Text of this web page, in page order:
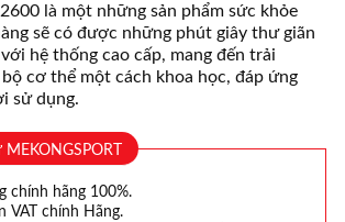
là một những sản phẩm sức khỏe
sẽ có được những phút giây thư giãn
hệ thống cao cấp, mang đến trải
cơ thể một cách khoa học, đáp ứng
sử dụng.
chính hãng 100%.
VAT chính Hãng.